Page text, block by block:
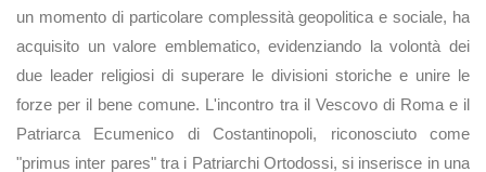
un momento di particolare complessità geopolitica e sociale, ha
acquisito un valore emblematico, evidenziando la volontà dei
due leader religiosi di superare le divisioni storiche e unire le
forze per il bene comune. L'incontro tra il Vescovo di Roma e il
Patriarca Ecumenico di Costantinopoli, riconosciuto come
"primus inter pares" tra i Patriarchi Ortodossi, si inserisce in una